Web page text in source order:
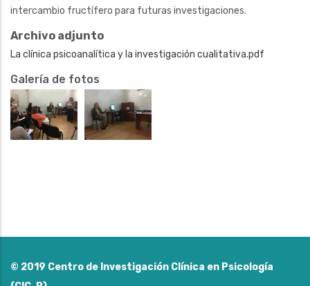
intercambio fructífero para futuras investigaciones.
Archivo adjunto
La clínica psicoanalítica y la investigación cualitativa.pdf
Galería de fotos
© 2019 Centro de Investigación Clínica en Psicología